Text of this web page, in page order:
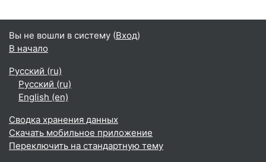
Вы не вошли в систему (Вход)
В начало
Русский ‎(ru)‎
Русский ‎(ru)‎
English ‎(en)‎
Сводка хранения данных
Скачать мобильное приложение
Переключить на стандартную тему